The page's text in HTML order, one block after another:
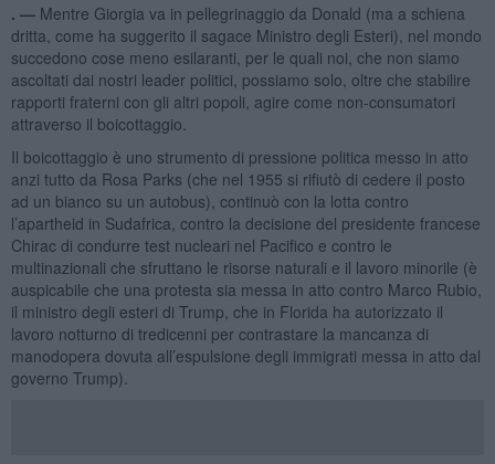
. — Mentre Giorgia va in pellegrinaggio da Donald (ma a schiena
dritta, come ha suggerito il sagace Ministro degli Esteri), nel mondo
succedono cose meno esilaranti, per le quali noi, che non siamo
ascoltati dai nostri leader politici, possiamo solo, oltre che stabilire
rapporti fraterni con gli altri popoli, agire come non-consumatori
attraverso il boicottaggio.
Il boicottaggio è uno strumento di pressione politica messo in atto
anzi tutto da Rosa Parks (che nel 1955 si rifiutò di cedere il posto
ad un bianco su un autobus), continuò con la lotta contro
l’apartheid in Sudafrica, contro la decisione del presidente francese
Chirac di condurre test nucleari nel Pacifico e contro le
multinazionali che sfruttano le risorse naturali e il lavoro minorile (è
auspicabile che una protesta sia messa in atto contro Marco Rubio,
il ministro degli esteri di Trump, che in Florida ha autorizzato il
lavoro notturno di tredicenni per contrastare la mancanza di
manodopera dovuta all’espulsione degli immigrati messa in atto dal
governo Trump).